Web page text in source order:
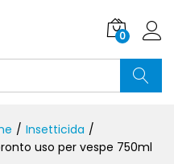
0
/ Insetticida /
uso per vespe 750ml